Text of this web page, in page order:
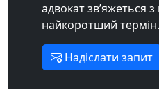
адвокат зв’яжеться
найкоротший термін.
Надіслати запит